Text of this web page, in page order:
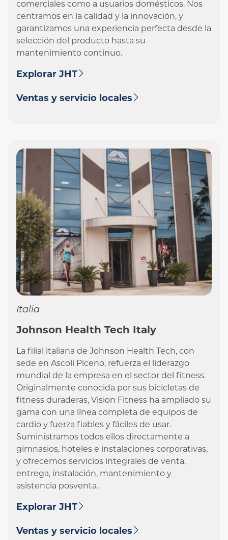
comerciales como a usuarios domésticos. Nos
centramos en la calidad y la innovación, y
garantizamos una experiencia perfecta desde la
selección del producto hasta su
mantenimiento continuo.
Explorar JHT
Ventas y servicio locales
Italia
Johnson Health Tech Italy
La filial italiana de Johnson Health Tech, con
sede en Ascoli Piceno, refuerza el liderazgo
mundial de la empresa en el sector del fitness.
Originalmente conocida por sus bicicletas de
fitness duraderas, Vision Fitness ha ampliado su
gama con una línea completa de equipos de
cardio y fuerza fiables y fáciles de usar.
Suministramos todos ellos directamente a
gimnasios, hoteles e instalaciones corporativas,
y ofrecemos servicios integrales de venta,
entrega, instalación, mantenimiento y
asistencia posventa.
Explorar JHT
Ventas y servicio locales